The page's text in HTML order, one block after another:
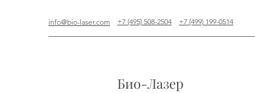
info@bio-laser.com +7 (495) 508-2504 +7 (499) 199-0514
Био-Лазер